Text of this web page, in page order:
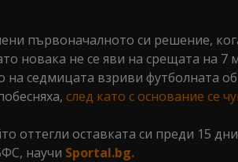
първоначалното си решение,
новака не се яви на срещата на 7
на седмицата взриви футболната
след като с основание се
оставката си преди 15
научи Sportal.bg.